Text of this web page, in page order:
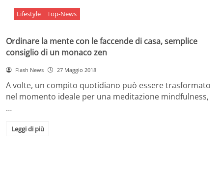
Lifestyle Top-News
Ordinare la mente con le faccende di casa, semplice
consiglio di un monaco zen
Flash News 27 Maggio 2018
A volte, un compito quotidiano può essere trasformato
nel momento ideale per una meditazione mindfulness,
…
Leggi di più